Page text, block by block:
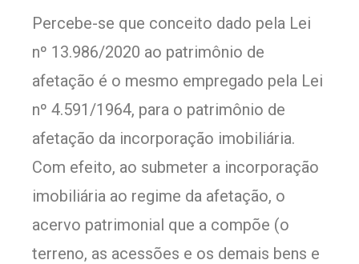
Percebe-se que conceito dado pela Lei
nº 13.986/2020 ao patrimônio de
afetação é o mesmo empregado pela Lei
nº 4.591/1964, para o patrimônio de
afetação da incorporação imobiliária.
Com efeito, ao submeter a incorporação
imobiliária ao regime da afetação, o
acervo patrimonial que a compõe (o
terreno, as acessões e os demais bens e